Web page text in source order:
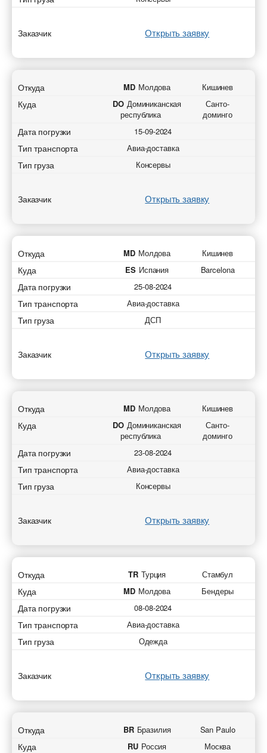
Заказчик Открыть заявку
Откуда MD Молдова Кишинев
Куда DO Доминиканская
республика
Санто-
доминго
Дата погрузки 15-09-2024
Тип транспорта Авиа-доставка
Тип груза Консервы
Заказчик Открыть заявку
Откуда MD Молдова Кишинев
Куда ES Испания Barcelona
Дата погрузки 25-08-2024
Тип транспорта Авиа-доставка
Тип груза ДСП
Заказчик Открыть заявку
Откуда MD Молдова Кишинев
Куда DO Доминиканская
республика
Санто-
доминго
Дата погрузки 23-08-2024
Тип транспорта Авиа-доставка
Тип груза Консервы
Заказчик Открыть заявку
Откуда TR Турция Стамбул
Куда MD Молдова Бендеры
Дата погрузки 08-08-2024
Тип транспорта Авиа-доставка
Тип груза Одежда
Заказчик Открыть заявку
Откуда BR Бразилия San Paulo
Куда RU Россия Москва